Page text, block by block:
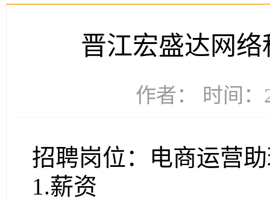
晋江宏盛达网
作者： 时间：
招聘岗位：电商运营
1.薪资